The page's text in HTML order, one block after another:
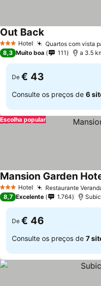
3 EstrelasHotel Quartos com vista
Out Back
8,3 Muito boa 111 a 3.5
De € 43
Consulte os preços de 6
Escolha popular
3 EstrelasHotel Restaurante
Mansion Garden
8,7 Excelente 1.764
De € 46
Consulte os preços de 7